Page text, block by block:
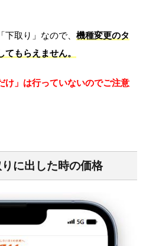
取り」なので、 機種変更のタ
もらえません。
け」は行っていないのでご注意
に出した時の価格